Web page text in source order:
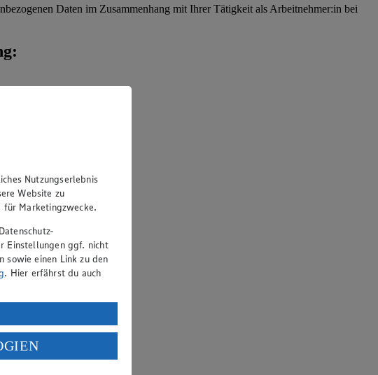
Daten im Zusammenhang mit Ihrer Tätigkeit als Arbeitnehmer:in bei
Nutzungserlebnis
Website zu
für Marketingzwecke.
Einstellungen ggf. nicht
sowie einen Link zu den
. Hier erfährst du auch
und YouTube:
1 Satz 1 lit. a) DSGVO
USA als Land mit
an. Es besteht das